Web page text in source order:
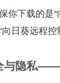
保你下载的是
向日葵远程控
与隐私——